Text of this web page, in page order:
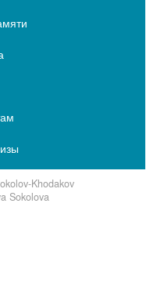
Khodakov
Sokolova